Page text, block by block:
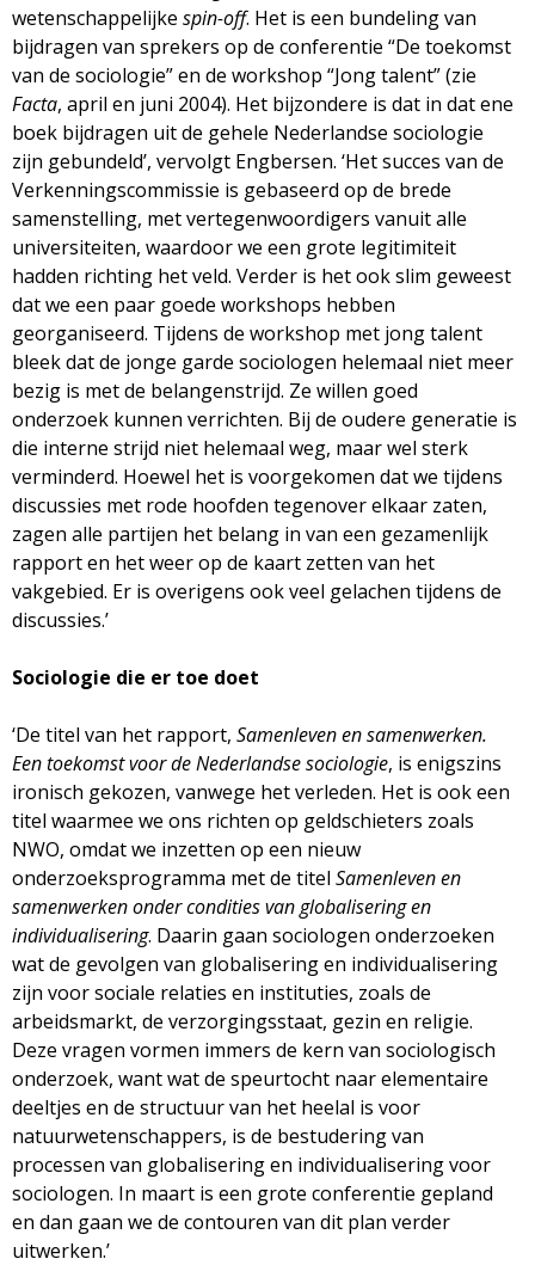
wetenschappelijke spin-off. Het is een bundeling van
bijdragen van sprekers op de conferentie “De toekomst
van de sociologie” en de workshop “Jong talent” (zie
Facta, april en juni 2004). Het bijzondere is dat in dat ene
boek bijdragen uit de gehele Nederlandse sociologie
zijn gebundeld’, vervolgt Engbersen. ‘Het succes van de
Verkenningscommissie is gebaseerd op de brede
samenstelling, met vertegenwoordigers vanuit alle
universiteiten, waardoor we een grote legitimiteit
hadden richting het veld. Verder is het ook slim geweest
dat we een paar goede workshops hebben
georganiseerd. Tijdens de workshop met jong talent
bleek dat de jonge garde sociologen helemaal niet meer
bezig is met de belangenstrijd. Ze willen goed
onderzoek kunnen verrichten. Bij de oudere generatie is
die interne strijd niet helemaal weg, maar wel sterk
verminderd. Hoewel het is voorgekomen dat we tijdens
discussies met rode hoofden tegenover elkaar zaten,
zagen alle partijen het belang in van een gezamenlijk
rapport en het weer op de kaart zetten van het
vakgebied. Er is overigens ook veel gelachen tijdens de
discussies.’
Sociologie die er toe doet
‘De titel van het rapport, Samenleven en samenwerken.
Een toekomst voor de Nederlandse sociologie, is enigszins
ironisch gekozen, vanwege het verleden. Het is ook een
titel waarmee we ons richten op geldschieters zoals
NWO, omdat we inzetten op een nieuw
onderzoeksprogramma met de titel Samenleven en
samenwerken onder condities van globalisering en
individualisering. Daarin gaan sociologen onderzoeken
wat de gevolgen van globalisering en individualisering
zijn voor sociale relaties en instituties, zoals de
arbeidsmarkt, de verzorgingsstaat, gezin en religie.
Deze vragen vormen immers de kern van sociologisch
onderzoek, want wat de speurtocht naar elementaire
deeltjes en de structuur van het heelal is voor
natuurwetenschappers, is de bestudering van
processen van globalisering en individualisering voor
sociologen. In maart is een grote conferentie gepland
en dan gaan we de contouren van dit plan verder
uitwerken.’